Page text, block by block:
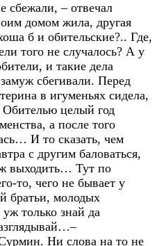
сбежали, – отвечал
домом жила, другая
б и обительские?.. Где,
того не случалось? А у
и такие дела
сбегивали. Перед
в игуменьях сидела,
целый год
а после того
И то сказать, чем
с другим баловаться,
выходить… Тут по
то, чего не бывает у
братьи, молодых
уж только знай да
Ни слова на то не